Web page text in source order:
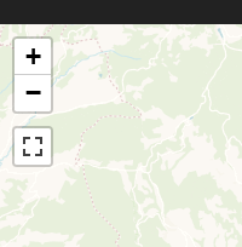
+
−